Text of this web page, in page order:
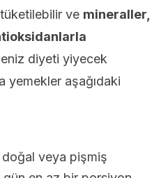
ve mineraller,
diyeti yiyecek
yemekler aşağıdaki
veya pişmiş